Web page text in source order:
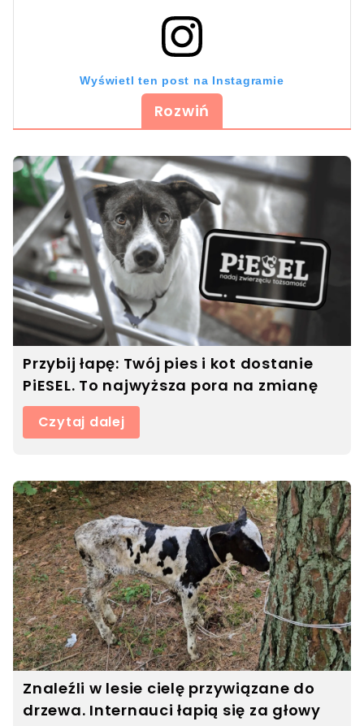
Wyświetl ten post na Instagramie
Post udostępniony przez Tierheim Bremen (@tierheimbremen)
Rozwiń
Przybij łapę: Twój pies i kot dostanie
PiESEL. To najwyższa pora na zmianę
Czytaj dalej
Znaleźli w lesie cielę przywiązane do
drzewa. Internauci łapią się za głowy